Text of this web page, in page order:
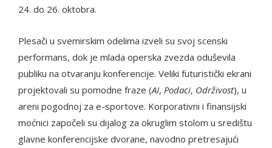
24. do 26. oktobra.
Plesači u svemirskim odelima izveli su svoj scenski
performans, dok je mlada operska zvezda oduševila
publiku na otvaranju konferencije. Veliki futuristički ekrani
projektovali su pomodne fraze (AI, Podaci, Održivost), u
areni pogodnoj za e-sportove. Korporativni i finansijski
moćnici započeli su dijalog za okruglim stolom u središtu
glavne konferencijske dvorane, navodno pretresajući